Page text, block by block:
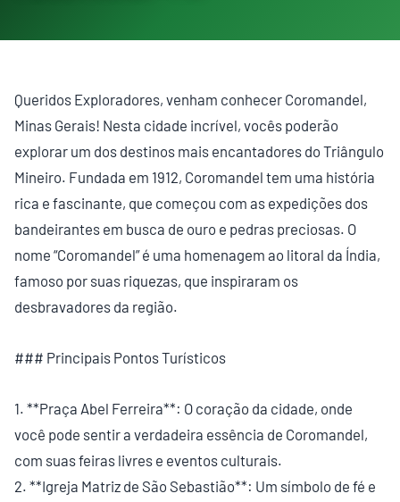
Queridos Exploradores, venham conhecer Coromandel,
Minas Gerais! Nesta cidade incrível, vocês poderão
explorar um dos destinos mais encantadores do Triângulo
Mineiro. Fundada em 1912, Coromandel tem uma história
rica e fascinante, que começou com as expedições dos
bandeirantes em busca de ouro e pedras preciosas. O
nome “Coromandel” é uma homenagem ao litoral da Índia,
famoso por suas riquezas, que inspiraram os
desbravadores da região.
### Principais Pontos Turísticos
1. **Praça Abel Ferreira**: O coração da cidade, onde
você pode sentir a verdadeira essência de Coromandel,
com suas feiras livres e eventos culturais.
2. **Igreja Matriz de São Sebastião**: Um símbolo de fé e